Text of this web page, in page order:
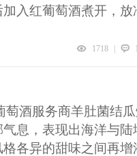
入红葡萄酒煮开，
1718
萄酒服务商羊肚菌结
息，表现出海洋与
各异的甜味之间再